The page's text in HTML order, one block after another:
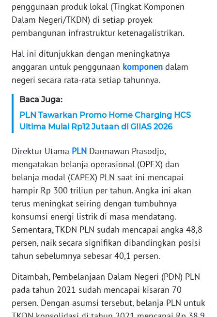
penggunaan produk lokal (Tingkat Komponen
Dalam Negeri/TKDN) di setiap proyek
pembangunan infrastruktur ketenagalistrikan.
Hal ini ditunjukkan dengan meningkatnya
anggaran untuk penggunaan komponen dalam
negeri secara rata-rata setiap tahunnya.
Baca Juga:
PLN Tawarkan Promo Home Charging HCS
Ultima Mulai Rp12 Jutaan di GIIAS 2026
Direktur Utama PLN Darmawan Prasodjo,
mengatakan belanja operasional (OPEX) dan
belanja modal (CAPEX) PLN saat ini mencapai
hampir Rp 300 triliun per tahun. Angka ini akan
terus meningkat seiring dengan tumbuhnya
konsumsi energi listrik di masa mendatang.
Sementara, TKDN PLN sudah mencapai angka 48,8
persen, naik secara signifikan dibandingkan posisi
tahun sebelumnya sebesar 40,1 persen.
Ditambah, Pembelanjaan Dalam Negeri (PDN) PLN
pada tahun 2021 sudah mencapai kisaran 70
persen. Dengan asumsi tersebut, belanja PLN untuk
REDAKSI
KARIR
Wahana
News
Regional
WN
WN
JAKARTA
WN
BANTEN
WN